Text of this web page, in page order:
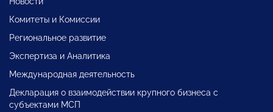
Комитеты и Комиссии
Региональное развитие
Экспертиза и Аналитика
Международная деятельность
Декларация о взаимодействии крупного бизнеса с
субъектами МСП